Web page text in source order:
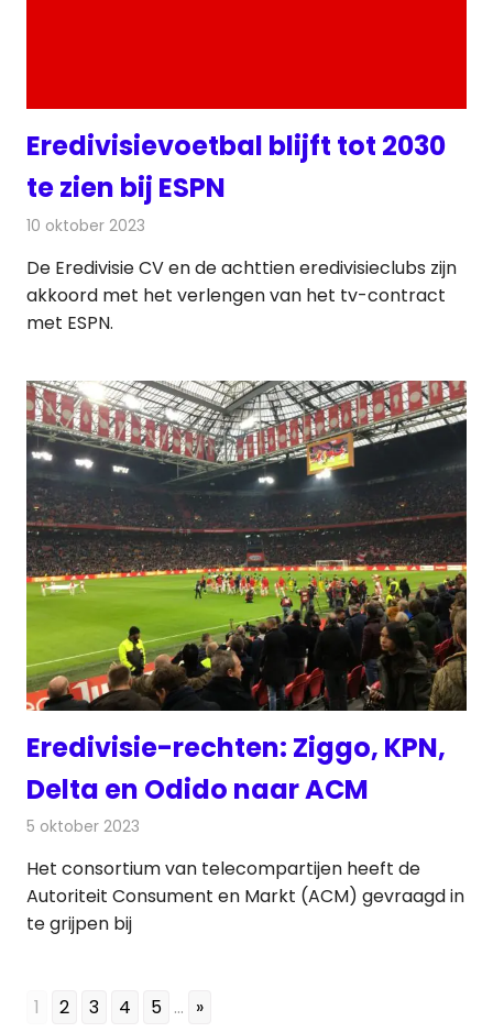
Eredivisievoetbal blijft tot 2030
te zien bij ESPN
10 oktober 2023
De Eredivisie CV en de achttien eredivisieclubs zijn
akkoord met het verlengen van het tv-contract
met ESPN.
Eredivisie-rechten: Ziggo, KPN,
Delta en Odido naar ACM
5 oktober 2023
Het consortium van telecompartijen heeft de
Autoriteit Consument en Markt (ACM) gevraagd in
te grijpen bij
1 2 3 4 5 ... »